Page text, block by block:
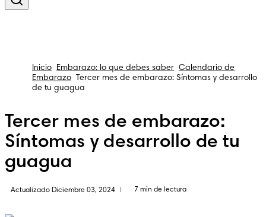
Inicio Embarazo: lo que debes saber Calendario de
Embarazo
Tercer mes de embarazo: Síntomas y desarrollo
de tu guagua
Tercer mes de embarazo:
Síntomas y desarrollo de tu
guagua
Actualizado Diciembre 03, 2024 7 min de lectura